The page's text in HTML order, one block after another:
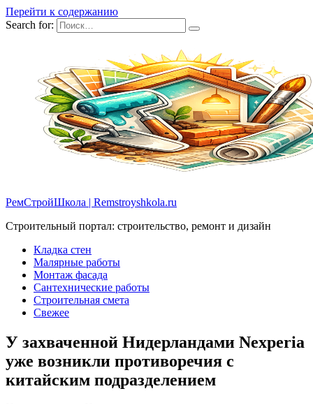
Перейти к содержанию
Search for:
РемСтройШкола | Remstroyshkola.ru
Строительный портал: строительство, ремонт и дизайн
Кладка стен
Малярные работы
Монтаж фасада
Сантехнические работы
Строительная смета
Свежее
У захваченной Нидерландами Nexperia
уже возникли противоречия с
китайским подразделением